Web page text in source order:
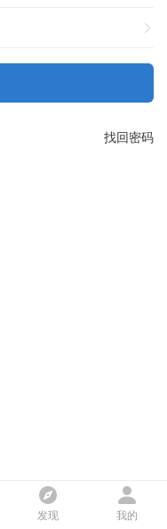
找回密码
发现 我的